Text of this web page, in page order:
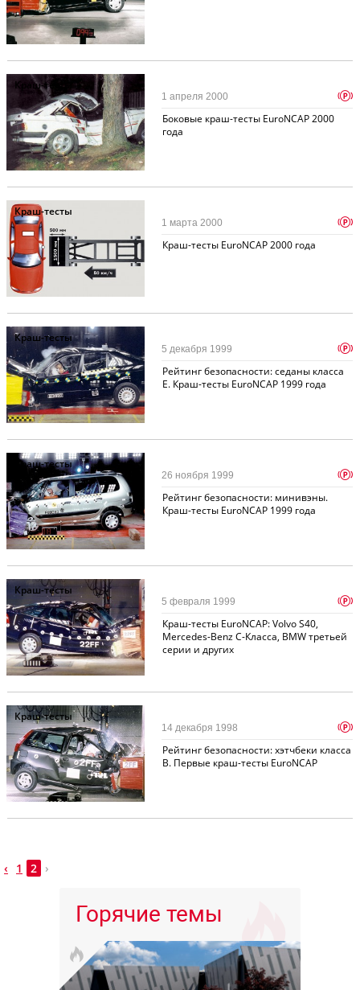
Краш-тесты
Боковые краш-тесты EuroNCAP 2000
года
1 апреля 2000 p
Краш-тесты
Краш-тесты EuroNCAP 2000 года
1 марта 2000 p
Краш-тесты
Рейтинг безопасности: седаны класса
E. Краш-тесты EuroNCAP 1999 года
5 декабря 1999 p
Краш-тесты
Рейтинг безопасности: минивэны.
Краш-тесты EuroNCAP 1999 года
26 ноября 1999 p
Краш-тесты
Краш-тесты EuroNCAP: Volvo S40,
Mercedes-Benz C-Класса, BMW третьей
серии и других
5 февраля 1999 p
Краш-тесты
Рейтинг безопасности: хэтчбеки класса
B. Первые краш-тесты EuroNCAP
14 декабря 1998 p
‹ 1 2 ›
Горячие темы